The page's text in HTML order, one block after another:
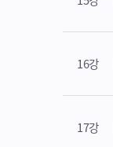
16강
17강